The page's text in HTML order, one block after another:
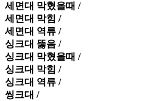
세면대 막혔을때 /
세면대 막힘 /
세면대 역류 /
싱크대 뚫음 /
싱크대 막혔을때 /
싱크대 막힘 /
싱크대 역류 /
씽크대 /